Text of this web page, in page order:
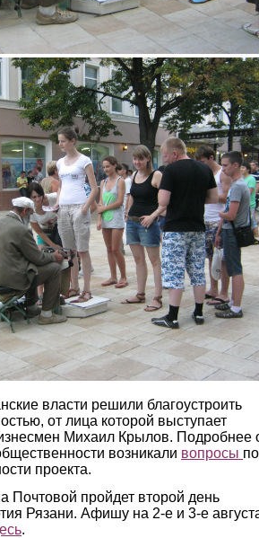
власти решили благоустроить
от лица которой выступает
Михаил Крылов. Подробнее
возникали вопросы по
проекта.
Почтовой пройдет второй день
Рязани. Афишу на 2-е и 3-е
.